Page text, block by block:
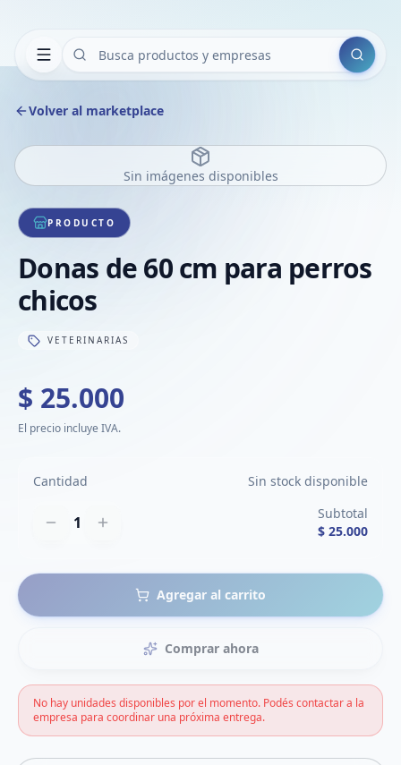
Buscar
Volver al marketplace
Sin imágenes disponibles
PRODUCTO
Donas de 60 cm para perros
chicos
VETERINARIAS
$ 25.000
El precio incluye IVA.
Cantidad Sin stock disponible
1
Subtotal
$ 25.000
Agregar al carrito
Comprar ahora
No hay unidades disponibles por el momento. Podés contactar a la
empresa para coordinar una próxima entrega.